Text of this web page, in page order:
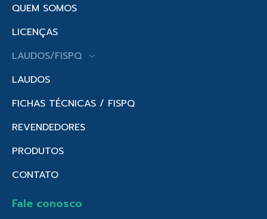
QUEM SOMOS
LICENÇAS
LAUDOS/FISPQ
LAUDOS
FICHAS TÉCNICAS / FISPQ
REVENDEDORES
PRODUTOS
CONTATO
Fale conosco